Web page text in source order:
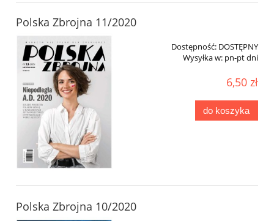
Polska Zbrojna 11/2020
Dostępność: DOSTĘPNY
Wysyłka w: pn-pt dni
6,50 zł
do koszyka
Polska Zbrojna 10/2020